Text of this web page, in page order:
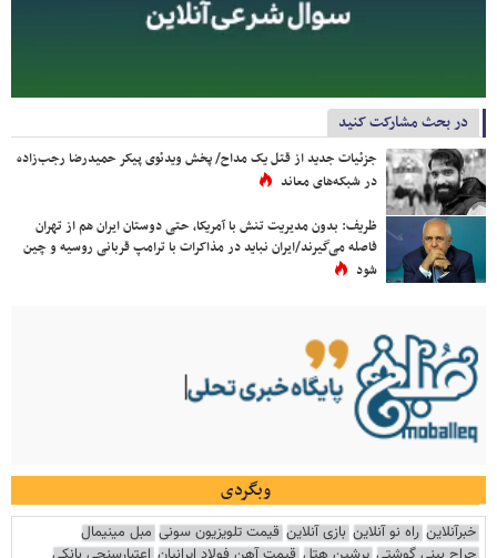
در بحث مشارکت کنید
جزئیات جدید از قتل یک مداح/ پخش ویدئوی پیکر حمیدرضا رجب‌زاده
در شبکه‌های معاند
ظریف: بدون مدیریت تنش با آمریکا، حتی دوستان ایران هم از تهران
فاصله می‌گیرند/ایران نباید در مذاکرات با ترامپ قربانی روسیه و چین
شود
وبگردی
خبرآنلاین راه نو آنلاین بازی آنلاین قیمت تلویزیون سونی مبل مینیمال